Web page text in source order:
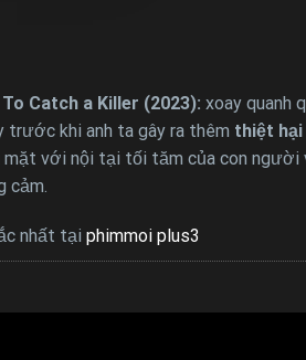
Catch a Killer (2023): xoay quanh
trước khi anh ta gây ra thêm thiệt
mặt với nội tại tối tăm của con
cảm.
nhất tại phimmoi plus3